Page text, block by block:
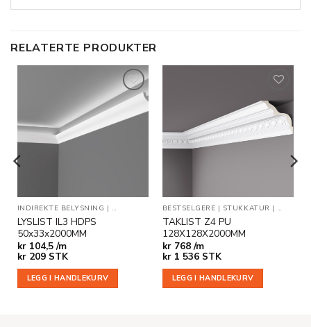
RELATERTE PRODUKTER
Legg til
i
INDIREKTE BELYSNING | TAKLISTER
LYSLIST IL3 HDPS
50x33x2000MM
kr104,5 /m
kr209 STK
LEGG I HANDLEKURV
Legg til
i
ønskeliste
BESTSELGERE | STUKKATUR |
TAKLIST Z4 PU
128X128X2000MM
kr768 /m
kr1 536 STK
LEGG I HANDLEKURV